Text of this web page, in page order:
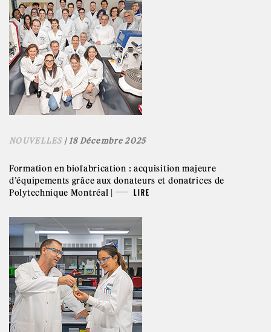
NOUVELLES| 18 Décembre 2025
Formation en biofabrication : acquisition majeure
d’équipements grâce aux donateurs et donatrices de
Polytechnique Montréal |
LIRE